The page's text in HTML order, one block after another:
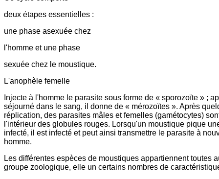
deux étapes essentielles :
une phase asexuée chez
l'homme et une phase
sexuée chez le moustique.
L'anophèle femelle
Injecte à l'homme le parasite sous forme de « sporozoïte » ;
séjourné dans le sang, il donne de « mérozoïtes ». Après
réplication, des parasites mâles et femelles (gamétocytes)
l'intérieur des globules rouges. Lorsqu'un moustique pique
infecté, il est infecté et peut ainsi transmettre le parasite à
homme.
Les différentes espèces de moustiques appartiennent toutes
groupe zoologique, elle un certains nombres de